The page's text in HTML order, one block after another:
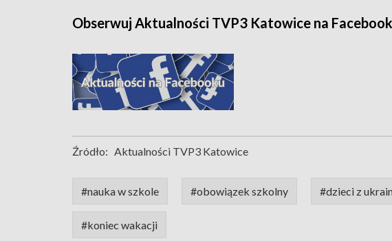
Obserwuj Aktualności TVP3 Katowice na
Źródło: Aktualności TVP3 Katowice
#nauka w szkole #obowiązek szkolny #dzieci z
#koniec wakacji